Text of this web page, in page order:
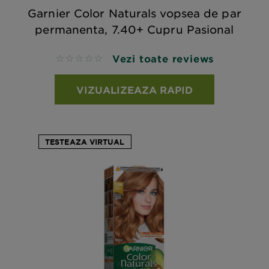
Garnier Color Naturals vopsea de par
permanenta, 7.40+ Cupru Pasional
No reviews Vezi toate reviews
VIZUALIZEAZA RAPID
TESTEAZA VIRTUAL